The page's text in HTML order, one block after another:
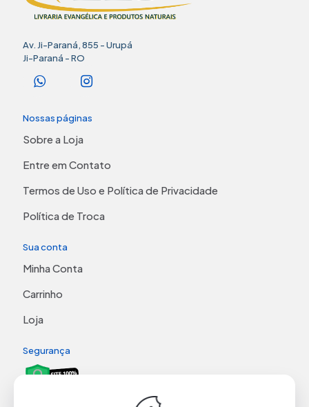
Av. Ji-Paraná, 855 - Urupá
Ji-Paraná - RO
Nossas páginas
Sobre a Loja
Entre em Contato
Termos de Uso e Política de Privacidade
Política de Troca
Sua conta
Minha Conta
Carrinho
Loja
Segurança